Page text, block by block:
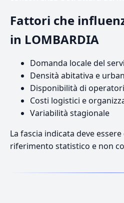
Fattori che
in LOMBARDIA
Domanda locale del
Densità abitativa e
Disponibilità di
Costi logistici e
Variabilità stagionale
La fascia indicata deve
riferimento statistico e non